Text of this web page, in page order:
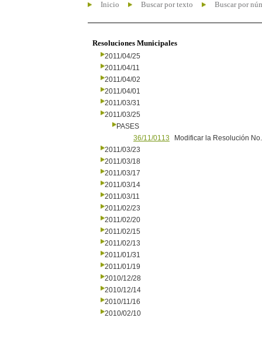
Inicio Buscar por texto Buscar por
Resoluciones Municipales
2011/04/25
2011/04/11
2011/04/02
2011/04/01
2011/03/31
2011/03/25
PASES
36/11/0113
Modificar la Resolución
2011/03/23
2011/03/18
2011/03/17
2011/03/14
2011/03/11
2011/02/23
2011/02/20
2011/02/15
2011/02/13
2011/01/31
2011/01/19
2010/12/28
2010/12/14
2010/11/16
2010/02/10